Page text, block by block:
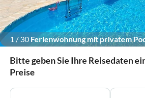
1 / 30 Ferienwohnung mit privatem
Bitte geben Sie Ihre Reisedaten
Preise